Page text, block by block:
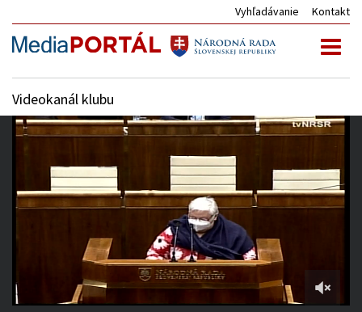
Vyhľadávanie Kontakt
Videokanál klubu